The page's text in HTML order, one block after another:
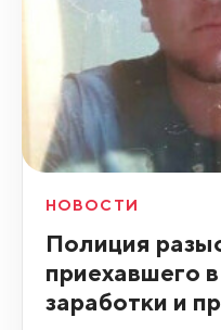
НОВОСТИ
Полиция
приехавшего
зapaбoтки и